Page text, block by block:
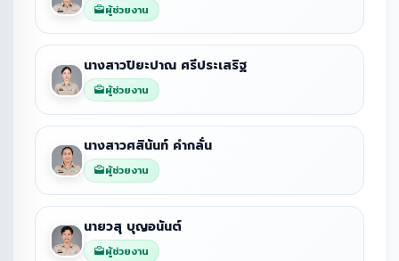
ผู้ช่วยงาน
นางสาวปิยะปาณ ศรีประเสริฐ
ผู้ช่วยงาน
นางสาวศสินันท์ คำกลั่น
ผู้ช่วยงาน
นายวสุ บุญอนันต์
ผู้ช่วยงาน